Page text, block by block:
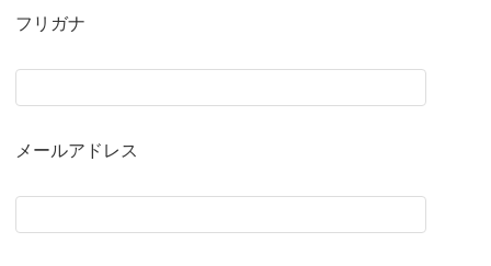
フリガナ
メールアドレス